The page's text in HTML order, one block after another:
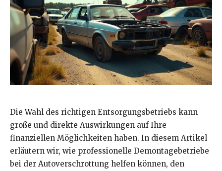
Die Wahl des richtigen Entsorgungsbetriebs kann
große und direkte Auswirkungen auf Ihre
finanziellen Möglichkeiten haben. In diesem Artikel
erläutern wir, wie professionelle Demontagebetriebe
bei der Autoverschrottung helfen können, den